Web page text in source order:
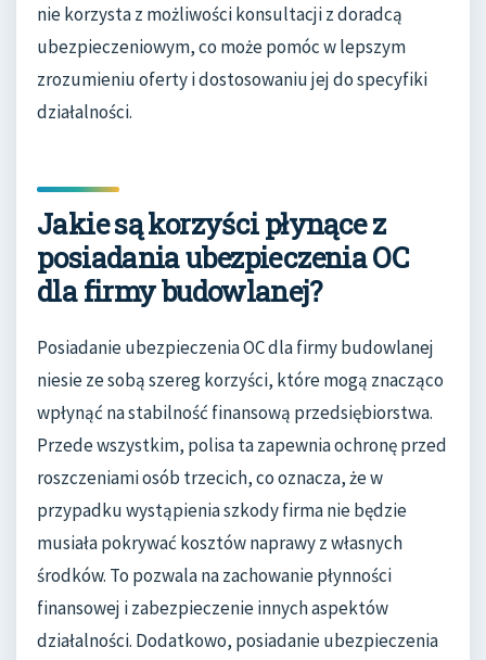
nie korzysta z możliwości konsultacji z doradcą
ubezpieczeniowym, co może pomóc w lepszym
zrozumieniu oferty i dostosowaniu jej do specyfiki
działalności.
Jakie są korzyści płynące z
posiadania ubezpieczenia OC
dla firmy budowlanej?
Posiadanie ubezpieczenia OC dla firmy budowlanej
niesie ze sobą szereg korzyści, które mogą znacząco
wpłynąć na stabilność finansową przedsiębiorstwa.
Przede wszystkim, polisa ta zapewnia ochronę przed
roszczeniami osób trzecich, co oznacza, że w
przypadku wystąpienia szkody firma nie będzie
musiała pokrywać kosztów naprawy z własnych
środków. To pozwala na zachowanie płynności
finansowej i zabezpieczenie innych aspektów
działalności. Dodatkowo, posiadanie ubezpieczenia